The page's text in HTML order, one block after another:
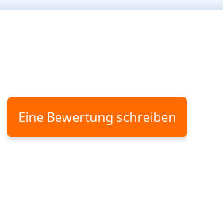
Eine Bewertung schreiben